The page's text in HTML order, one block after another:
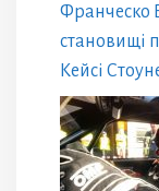
Франческо
становищі
Кейсі